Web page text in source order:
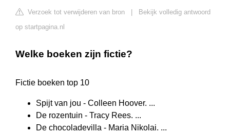
Verzoek tot verwijderen van bron
Bekijk volledig antwoord
op startpagina.nl
Welke boeken zijn fictie?
Fictie boeken top 10
Spijt van jou - Colleen Hoover. ...
De rozentuin - Tracy Rees. ...
De chocoladevilla - Maria Nikolai. ...